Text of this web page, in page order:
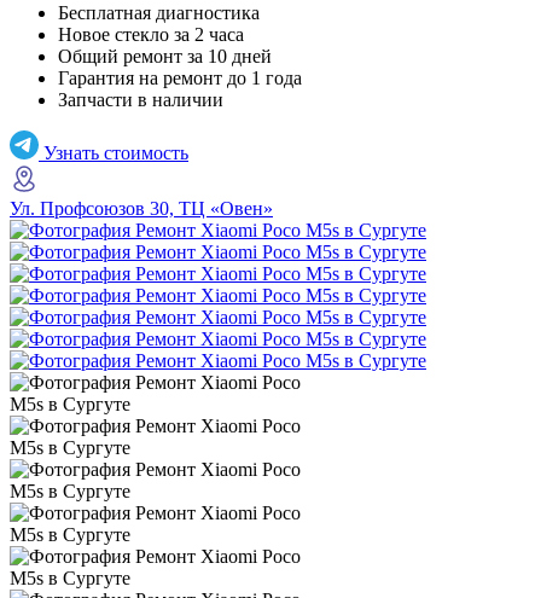
Бесплатная диагностика
Новое стекло за 2 часа
Общий ремонт за 10 дней
Гарантия на ремонт до 1 года
Запчасти в наличии
Узнать стоимость
Ул. Профсоюзов 30, ТЦ «Овен»